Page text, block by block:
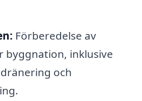
Förberedelse av
byggnation, inklusive
och